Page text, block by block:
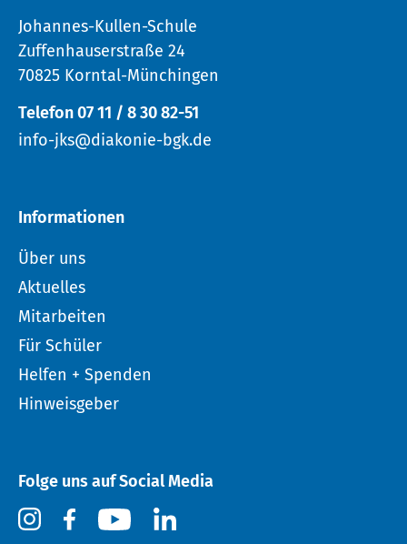
Johannes-Kullen-Schule
Zuffenhauserstraße 24
70825 Korntal-Münchingen
Telefon 07 11 / 8 30 82-51
info-jks@diakonie-bgk.de
Informationen
Über uns
Aktuelles
Mitarbeiten
Für Schüler
Helfen + Spenden
Hinweisgeber
Folge uns auf Social Media